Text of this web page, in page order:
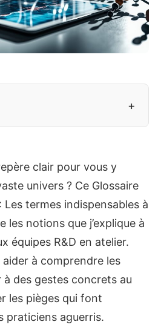
+
clair pour vous y
univers ? Ce Glossaire
termes indispensables à
les notions que j’explique à
équipes R&D en atelier.
à comprendre les
des gestes concrets au
les pièges qui font
praticiens aguerris.